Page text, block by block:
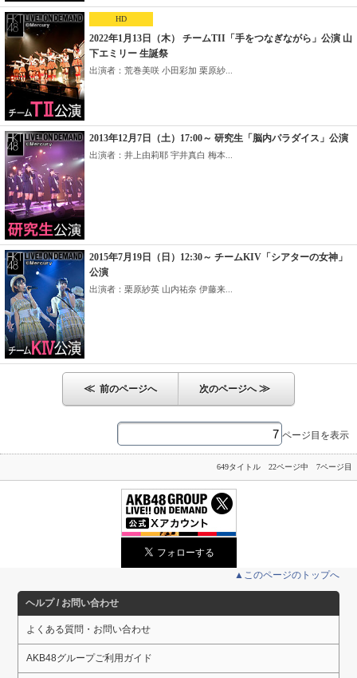
HD
2022年1月13日（木） チームTII「手をつなぎながら」公演 山
下エミリー 生誕祭
出演者：荒巻美咲 小田彩加 栗原紗...
2013年12月7日（土）17:00～ 研究生「脳内パラダイス」公演
出演者：井上由莉耶 宇井真白 梅本...
2015年7月19日（日）12:30～ チームKIV「シアターの女神」
公演
出演者：栗原紗英 山内祐奈 伊藤来...
≪ 前のページへ 次のページへ≫
ページ目を表示
649タイトル 22ページ中 7ページ目
▲このページのトップへ
ヘルプ / お問い合わせ
よくある質問・お問い合わせ
AKB48グループご利用ガイド